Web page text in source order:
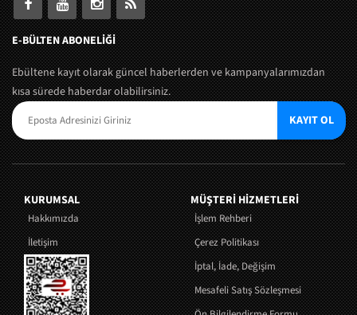
E-BÜLTEN ABONELİĞİ
Ebültene kayıt olarak güncel haberlerden ve kampanyalarımızdan
kısa sürede haberdar olabilirsiniz.
KAYIT OL
KURUMSAL
Hakkımızda
İletişim
MÜŞTERI HIZMETLERI
İşlem Rehberi
Çerez Politikası
İptal, İade, Değişim
Mesafeli Satış Sözleşmesi